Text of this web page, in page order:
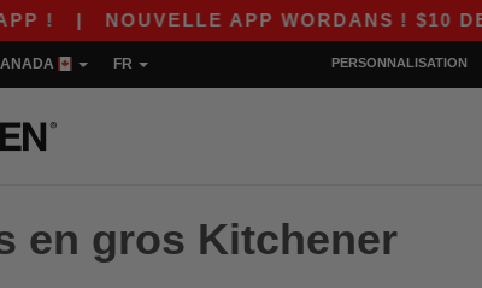
| NOUVELLE APP WORDANS ! $10 DE
FR PERSONNALISATION
en gros Kitchener